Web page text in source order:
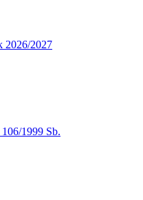
2026/2027
1999 Sb.